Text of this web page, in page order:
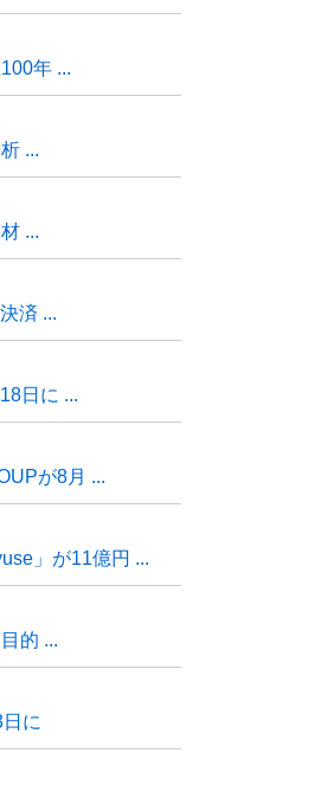
年 ...
...
...
済 ...
日に ...
が8月 ...
」が11億円 ...
的 ...
に